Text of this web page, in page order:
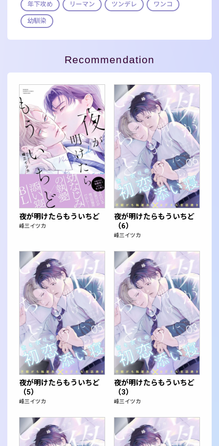
年下攻め リーマン ツンデレ ワンコ
幼馴染
Recommendation
夜が明けたらもういちど
峰三イツカ
夜が明けたらもういちど
（6）
峰三イツカ
夜が明けたらもういちど
（5）
峰三イツカ
夜が明けたらもういちど
（3）
峰三イツカ